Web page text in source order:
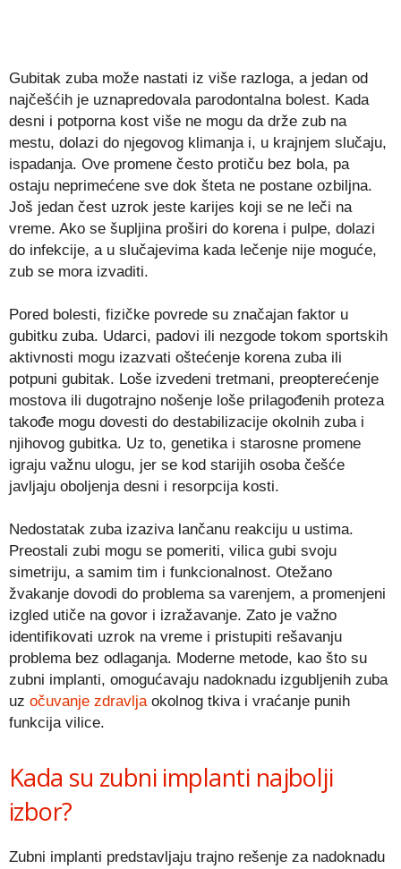
Gubitak zuba može nastati iz više razloga, a jedan od
najčešćih je uznapredovala parodontalna bolest. Kada
desni i potporna kost više ne mogu da drže zub na
mestu, dolazi do njegovog klimanja i, u krajnjem slučaju,
ispadanja. Ove promene često protiču bez bola, pa
ostaju neprimećene sve dok šteta ne postane ozbiljna.
Još jedan čest uzrok jeste karijes koji se ne leči na
vreme. Ako se šupljina proširi do korena i pulpe, dolazi
do infekcije, a u slučajevima kada lečenje nije moguće,
zub se mora izvaditi.
Pored bolesti, fizičke povrede su značajan faktor u
gubitku zuba. Udarci, padovi ili nezgode tokom sportskih
aktivnosti mogu izazvati oštećenje korena zuba ili
potpuni gubitak. Loše izvedeni tretmani, preopterećenje
mostova ili dugotrajno nošenje loše prilagođenih proteza
takođe mogu dovesti do destabilizacije okolnih zuba i
njihovog gubitka. Uz to, genetika i starosne promene
igraju važnu ulogu, jer se kod starijih osoba češće
javljaju oboljenja desni i resorpcija kosti.
Nedostatak zuba izaziva lančanu reakciju u ustima.
Preostali zubi mogu se pomeriti, vilica gubi svoju
simetriju, a samim tim i funkcionalnost. Otežano
žvakanje dovodi do problema sa varenjem, a promenjeni
izgled utiče na govor i izražavanje. Zato je važno
identifikovati uzrok na vreme i pristupiti rešavanju
problema bez odlaganja. Moderne metode, kao što su
zubni implanti, omogućavaju nadoknadu izgubljenih zuba
uz očuvanje zdravljaokolnog tkiva i vraćanje punih
funkcija vilice.
Kada su zubni implanti najbolji
izbor?
Zubni implanti predstavljaju trajno rešenje za nadoknadu